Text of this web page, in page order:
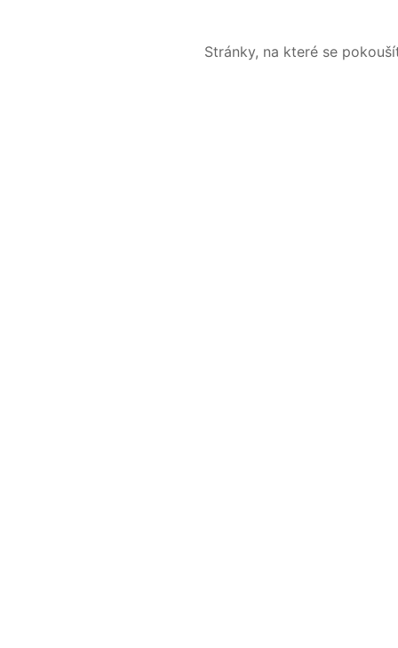
Stránky, na které se